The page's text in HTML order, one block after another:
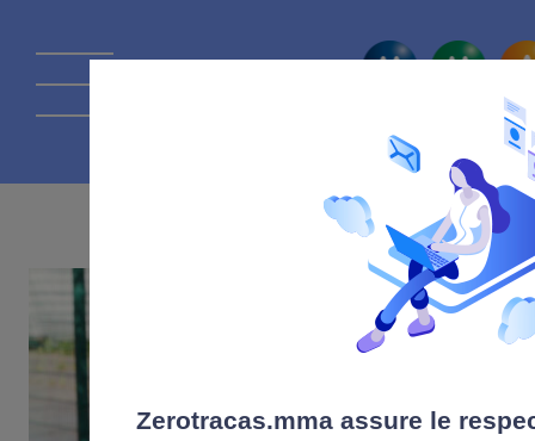
La route
Zerotracas.mma assure le